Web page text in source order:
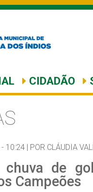
CIDADÃO
10:24 | POR CLÁUDIA
chuva de
Campeões